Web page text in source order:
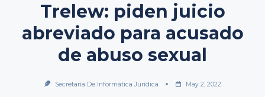
Trelew: piden juicio
abreviado para acusado
de abuso sexual
Secretaría De Informática Jurídica May 2, 2022